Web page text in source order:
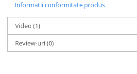
Foliile noastre sunt
aplicat
tu.
Informatii conformitate produs
Video (1)
Review-uri(0)